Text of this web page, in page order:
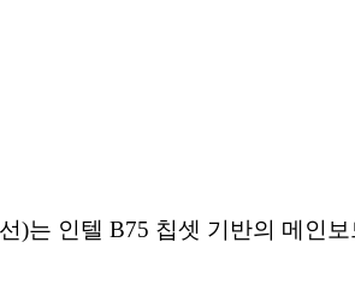
)는 인텔 B75 칩셋 기반의 메인